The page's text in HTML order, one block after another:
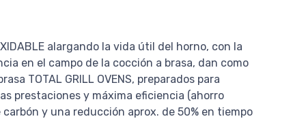
alargando la vida útil del horno, con la
en el campo de la cocción a brasa, dan como
TOTAL GRILL OVENS, preparados para
prestaciones y máxima eficiencia (ahorro
y una reducción aprox. de 50% en tiempo